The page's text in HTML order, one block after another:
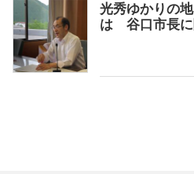
光秀ゆかりの
は 谷口市長に